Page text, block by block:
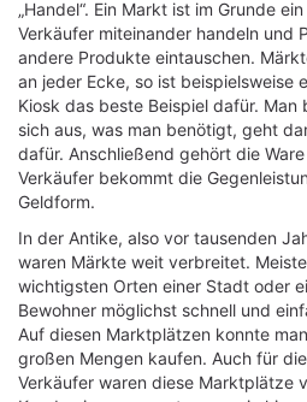
„Handel“. Ein Markt ist im Grunde
Verkäufer miteinander handeln und
andere Produkte eintauschen.
an jeder Ecke, so ist beispielsweise
Kiosk das beste Beispiel dafür.
sich aus, was man benötigt, geht
dafür. Anschließend gehört die
Verkäufer bekommt die
Geldform.
In der Antike, also vor tausenden
waren Märkte weit verbreitet.
wichtigsten Orten einer Stadt oder
Bewohner möglichst schnell und
Auf diesen Marktplätzen konnte
großen Mengen kaufen. Auch für
Verkäufer waren diese Marktplätze